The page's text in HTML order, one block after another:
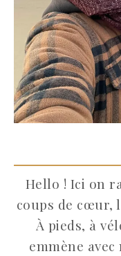
Hello ! Ici on
coups de cœur,
À pieds, à
emmène